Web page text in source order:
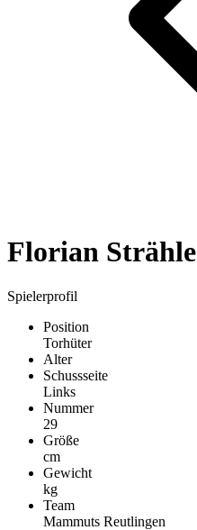
Florian Strähle
Spielerprofil
Position
Torhüter
Alter
Schussseite
Links
Nummer
29
Größe
cm
Gewicht
kg
Team
Mammuts Reutlingen